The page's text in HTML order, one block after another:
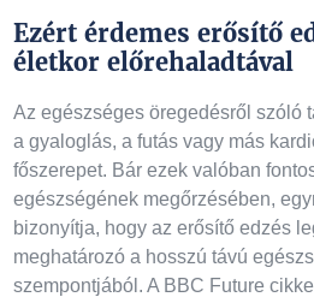
Ezért érdemes erősítő
életkor előrehaladtával
Az egészséges öregedésről szóló
a gyaloglás, a futás vagy más
főszerepet. Bár ezek valóban
egészségének megőrzésében,
bizonyítja, hogy az erősítő edzés
meghatározó a hosszú távú
szempontjából. A BBC Future